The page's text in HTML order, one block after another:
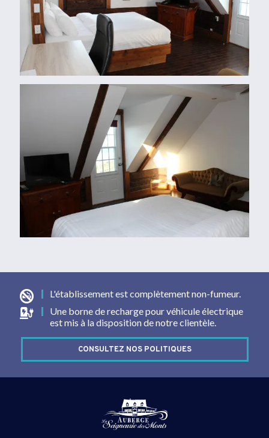
L'établissement est complètement non-fumeur.
Une borne de recharge pour véhicule électrique
est mis à la disposition de notre clientèle.
CONSULTEZ NOS POLITIQUES